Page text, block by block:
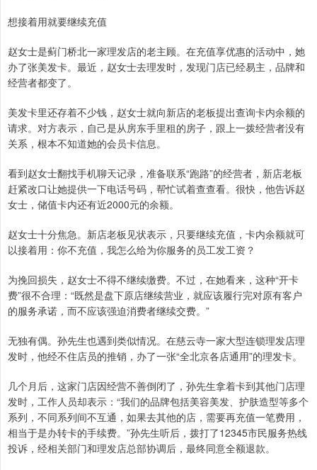
想接着用就要继续充值
赵女士是蓟门桥北一家理发店的老主顾。在充值享优惠的活动中，她
办了张美发卡。最近，赵女士去理发时，发现门店已经易主，品牌和
经营者都变了。
美发卡里还存着不少钱，赵女士就向新店的老板提出查询卡内余额的
请求。对方表示，自己是从房东手里租的房子，跟上一拨经营者没有
关系，根本不知道她的会员卡信息。
看到赵女士翻找手机聊天记录，准备联系“跑路”的经营者，新店老板
赶紧改口让她提供一下电话号码，帮忙试着查查看。很快，他告诉赵
女士，储值卡内还有近2000元的余额。
赵女士十分焦急。新店老板见状表示，只要继续充值，卡内余额就可
以接着用：你不充值，我怎么给为你服务的员工发工资？
为挽回损失，赵女士不得不继续缴费。不过，在她看来，这种“开卡
费”很不合理：“既然是盘下原店继续营业，就应该履行完对原有客户
的服务承诺，而不应该强迫消费者继续交费。”
无独有偶。孙先生也遇到类似情况。在慈云寺一家大型连锁理发店理
发时，他经不住店员的推销，办了一张“全北京各店通用”的理发卡。
几个月后，这家门店因经营不善倒闭了，孙先生拿着卡到其他门店理
发时，工作人员却表示：“我们的品牌包括美容美发、护肤造型等多个
系列，不同系列间不互通，如果去其他的店，需要再充值一笔费用，
相当于是办转卡的手续费。”孙先生听后，拨打了12345市民服务热线
投诉，经相关部门和理发店总部协调后，最终同意全额退款。